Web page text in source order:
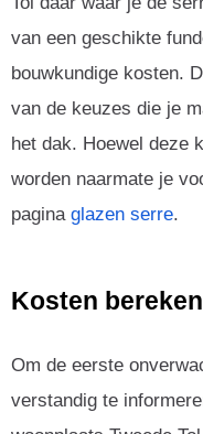
van een geschikte
bouwkundige kosten.
van de keuzes die je
het dak. Hoewel deze
worden naarmate je
pagina glazen serre.
Kosten
Om de eerste
verstandig te